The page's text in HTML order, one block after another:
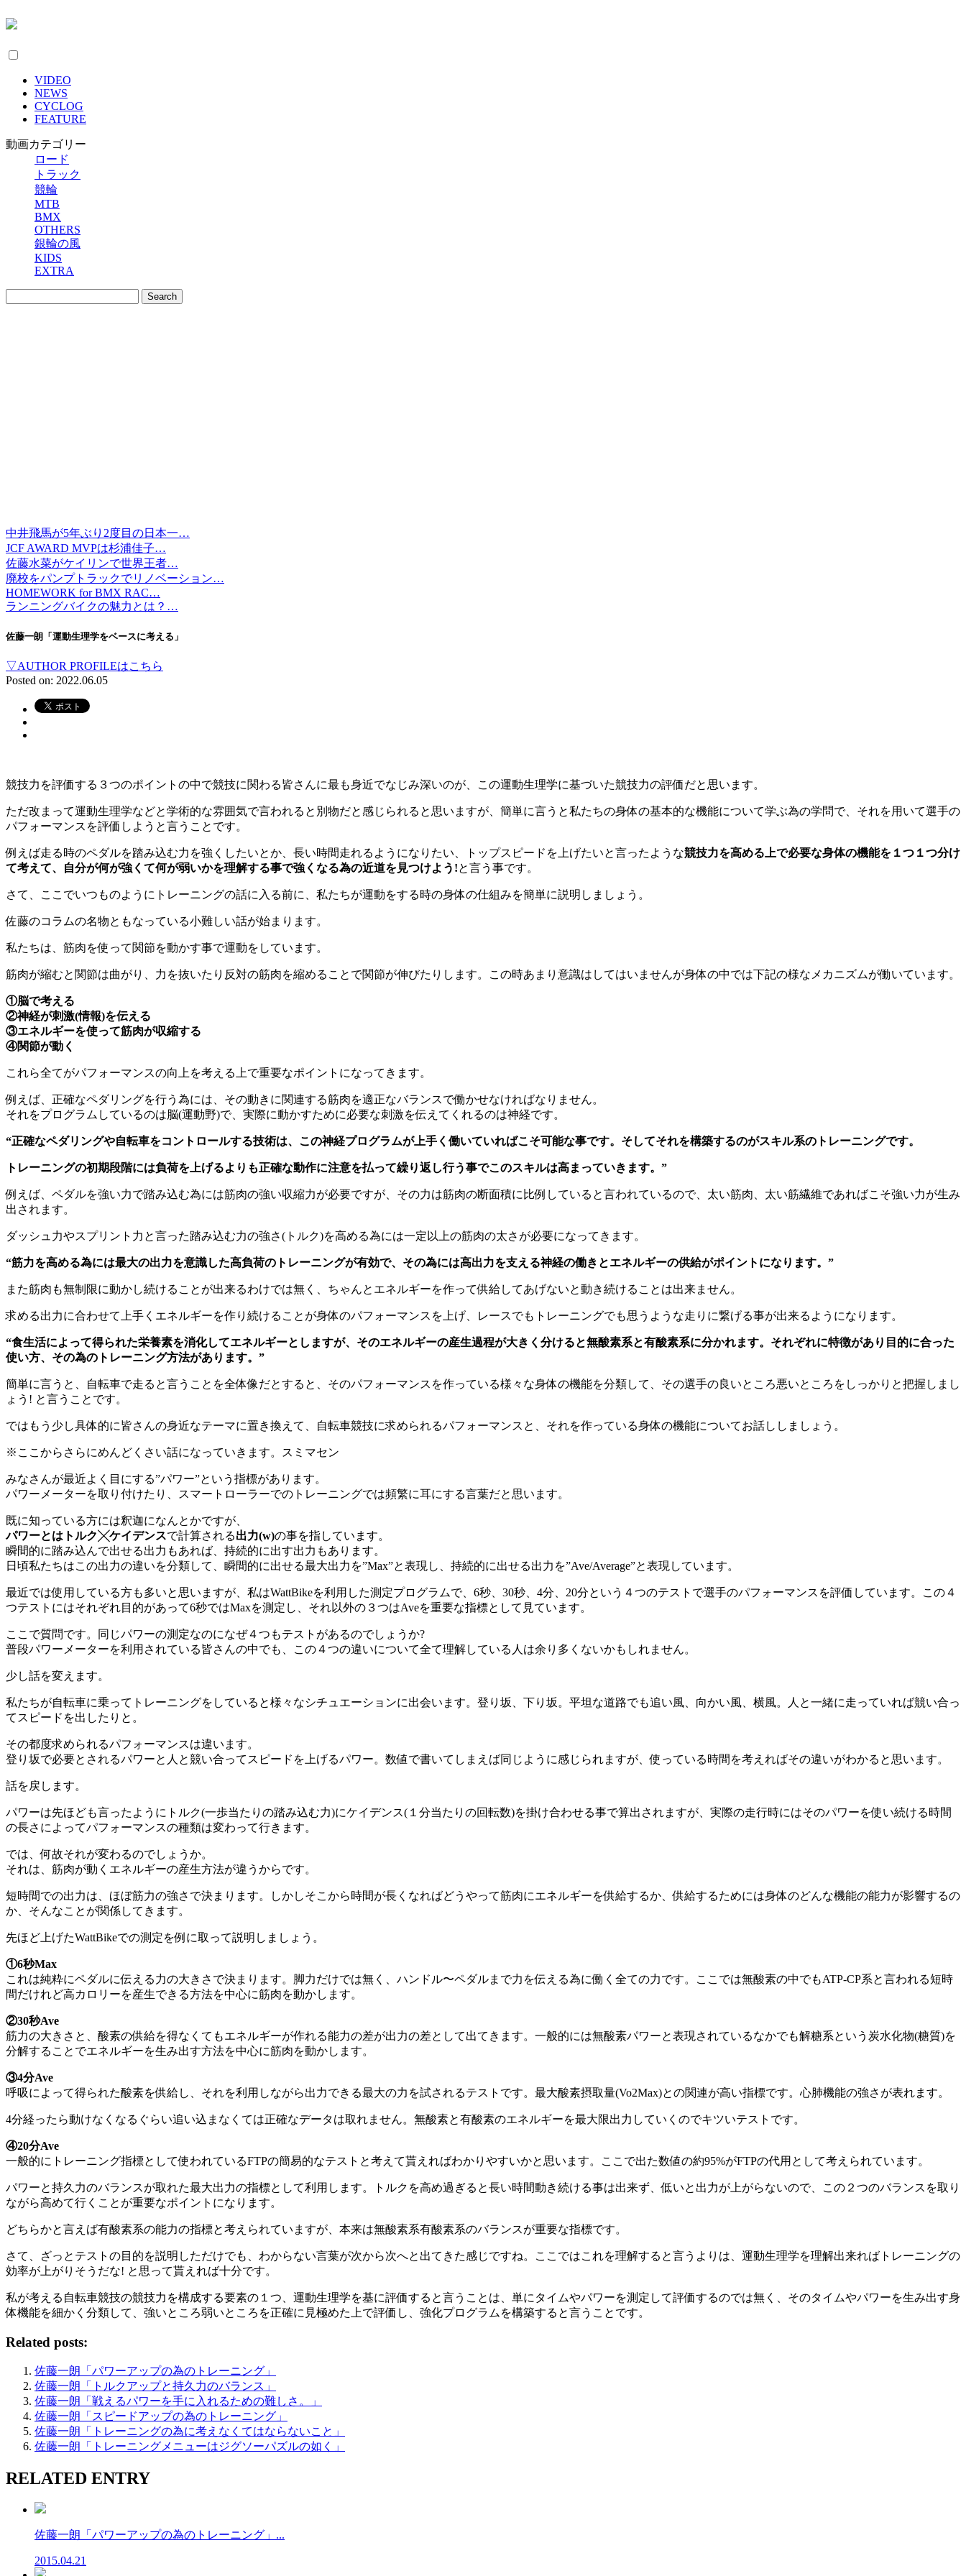
VIDEO
NEWS
CYCLOG
FEATURE
動画カテゴリー
ロード
トラック
競輪
MTB
BMX
OTHERS
銀輪の風
KIDS
EXTRA
中井飛馬が5年ぶり2度目の日本一…
JCF AWARD MVPは杉浦佳子…
佐藤水菜がケイリンで世界王者…
廃校をパンプトラックでリノベーション…
HOMEWORK for BMX RAC…
ランニングバイクの魅力とは？…
佐藤一朗「運動生理学をベースに考える」
▽AUTHOR PROFILEはこちら
Posted on: 2022.06.05
競技力を評価する３つのポイントの中で競技に関わる皆さんに最も身近でなじみ深いのが、この運動生理学に基づいた競技力の評価だと思います。
ただ改まって運動生理学などと学術的な雰囲気で言われると別物だと感じられると思いますが、簡単に言うと私たちの身体の基本的な機能について学ぶ為の学問で、それを用いて選手の
パフォーマンスを評価しようと言うことです。
例えば走る時のペダルを踏み込む力を強くしたいとか、長い時間走れるようになりたい、トップスピードを上げたいと言ったような競技力を高める上で必要な身体の機能を１つ１つ分け
て考えて、自分が何が強くて何が弱いかを理解する事で強くなる為の近道を見つけよう!と言う事です。
さて、ここでいつものようにトレーニングの話に入る前に、私たちが運動をする時の身体の仕組みを簡単に説明しましょう。
佐藤のコラムの名物ともなっている小難しい話が始まります。
私たちは、筋肉を使って関節を動かす事で運動をしています。
筋肉が縮むと関節は曲がり、力を抜いたり反対の筋肉を縮めることで関節が伸びたりします。この時あまり意識はしてはいませんが身体の中では下記の様なメカニズムが働いています。
①脳で考える
②神経が刺激(情報)を伝える
③エネルギーを使って筋肉が収縮する
④関節が動く
これら全てがパフォーマンスの向上を考える上で重要なポイントになってきます。
例えば、正確なペダリングを行う為には、その動きに関連する筋肉を適正なバランスで働かせなければなりません。
それをプログラムしているのは脳(運動野)で、実際に動かすために必要な刺激を伝えてくれるのは神経です。
“正確なペダリングや自転車をコントロールする技術は、この神経プログラムが上手く働いていればこそ可能な事です。そしてそれを構築するのがスキル系のトレーニングです。
トレーニングの初期段階には負荷を上げるよりも正確な動作に注意を払って繰り返し行う事でこのスキルは高まっていきます。”
例えば、ペダルを強い力で踏み込む為には筋肉の強い収縮力が必要ですが、その力は筋肉の断面積に比例していると言われているので、太い筋肉、太い筋繊維であればこそ強い力が生み
出されます。
ダッシュ力やスプリント力と言った踏み込む力の強さ(トルク)を高める為には一定以上の筋肉の太さが必要になってきます。
“筋力を高める為には最大の出力を意識した高負荷のトレーニングが有効で、その為には高出力を支える神経の働きとエネルギーの供給がポイントになります。”
また筋肉も無制限に動かし続けることが出来るわけでは無く、ちゃんとエネルギーを作って供給してあげないと動き続けることは出来ません。
求める出力に合わせて上手くエネルギーを作り続けることが身体のパフォーマンスを上げ、レースでもトレーニングでも思うような走りに繋げる事が出来るようになります。
“食生活によって得られた栄養素を消化してエネルギーとしますが、そのエネルギーの産生過程が大きく分けると無酸素系と有酸素系に分かれます。それぞれに特徴があり目的に合った
使い方、その為のトレーニング方法があります。”
簡単に言うと、自転車で走ると言うことを全体像だとすると、そのパフォーマンスを作っている様々な身体の機能を分類して、その選手の良いところ悪いところをしっかりと把握しまし
ょう! と言うことです。
ではもう少し具体的に皆さんの身近なテーマに置き換えて、自転車競技に求められるパフォーマンスと、それを作っている身体の機能についてお話ししましょう。
※ここからさらにめんどくさい話になっていきます。スミマセン
みなさんが最近よく目にする”パワー”という指標があります。
パワーメーターを取り付けたり、スマートローラーでのトレーニングでは頻繁に耳にする言葉だと思います。
既に知っている方には釈迦になんとかですが、
パワーとはトルク╳ケイデンスで計算される出力(w)の事を指しています。
瞬間的に踏み込んで出せる出力もあれば、持続的に出す出力もあります。
日頃私たちはこの出力の違いを分類して、瞬間的に出せる最大出力を”Max”と表現し、持続的に出せる出力を”Ave/Average”と表現しています。
最近では使用している方も多いと思いますが、私はWattBikeを利用した測定プログラムで、6秒、30秒、4分、20分という４つのテストで選手のパフォーマンスを評価しています。この４
つテストにはそれぞれ目的があって6秒ではMaxを測定し、それ以外の３つはAveを重要な指標として見ています。
ここで質問です。同じパワーの測定なのになぜ４つもテストがあるのでしょうか?
普段パワーメーターを利用されている皆さんの中でも、この４つの違いについて全て理解している人は余り多くないかもしれません。
少し話を変えます。
私たちが自転車に乗ってトレーニングをしていると様々なシチュエーションに出会います。登り坂、下り坂。平坦な道路でも追い風、向かい風、横風。人と一緒に走っていれば競い合っ
てスピードを出したりと。
その都度求められるパフォーマンスは違います。
登り坂で必要とされるパワーと人と競い合ってスピードを上げるパワー。数値で書いてしまえば同じように感じられますが、使っている時間を考えればその違いがわかると思います。
話を戻します。
パワーは先ほども言ったようにトルク(一歩当たりの踏み込む力)にケイデンス(１分当たりの回転数)を掛け合わせる事で算出されますが、実際の走行時にはそのパワーを使い続ける時間
の長さによってパフォーマンスの種類は変わって行きます。
では、何故それが変わるのでしょうか。
それは、筋肉が動くエネルギーの産生方法が違うからです。
短時間での出力は、ほぼ筋力の強さで決まります。しかしそこから時間が長くなればどうやって筋肉にエネルギーを供給するか、供給するためには身体のどんな機能の能力が影響するの
か、そんなことが関係してきます。
先ほど上げたWattBikeでの測定を例に取って説明しましょう。
①6秒Max
これは純粋にペダルに伝える力の大きさで決まります。脚力だけでは無く、ハンドル〜ペダルまで力を伝える為に働く全ての力です。ここでは無酸素の中でもATP-CP系と言われる短時
間だけれど高カロリーを産生できる方法を中心に筋肉を動かします。
②30秒Ave
筋力の大きさと、酸素の供給を得なくてもエネルギーが作れる能力の差が出力の差として出てきます。一般的には無酸素パワーと表現されているなかでも解糖系という炭水化物(糖質)を
分解することでエネルギーを生み出す方法を中心に筋肉を動かします。
③4分Ave
呼吸によって得られた酸素を供給し、それを利用しながら出力できる最大の力を試されるテストです。最大酸素摂取量(Vo2Max)との関連が高い指標です。心肺機能の強さが表れます。
4分経ったら動けなくなるぐらい追い込まなくては正確なデータは取れません。無酸素と有酸素のエネルギーを最大限出力していくのでキツいテストです。
④20分Ave
一般的にトレーニング指標として使われているFTPの簡易的なテストと考えて貰えればわかりやすいかと思います。ここで出た数値の約95%がFTPの代用として考えられています。
パワーと持久力のバランスが取れた最大出力の指標として利用します。トルクを高め過ぎると長い時間動き続ける事は出来ず、低いと出力が上がらないので、この２つのバランスを取り
ながら高めて行くことが重要なポイントになります。
どちらかと言えば有酸素系の能力の指標と考えられていますが、本来は無酸素系有酸素系のバランスが重要な指標です。
さて、ざっとテストの目的を説明しただけでも、わからない言葉が次から次へと出てきた感じですね。ここではこれを理解すると言うよりは、運動生理学を理解出来ればトレーニングの
効率が上がりそうだな! と思って貰えれば十分です。
私が考える自転車競技の競技力を構成する要素の１つ、運動生理学を基に評価すると言うことは、単にタイムやパワーを測定して評価するのでは無く、そのタイムやパワーを生み出す身
体機能を細かく分類して、強いところ弱いところを正確に見極めた上で評価し、強化プログラムを構築すると言うことです。
Related posts:
佐藤一朗「パワーアップの為のトレーニング」
佐藤一朗「トルクアップと持久力のバランス」
佐藤一朗「戦えるパワーを手に入れるための難しさ。」
佐藤一朗「スピードアップの為のトレーニング」
佐藤一朗「トレーニングの為に考えなくてはならないこと」
佐藤一朗「トレーニングメニューはジグソーパズルの如く」
RELATED ENTRY
佐藤一朗「パワーアップの為のトレーニング」...
2015.04.21